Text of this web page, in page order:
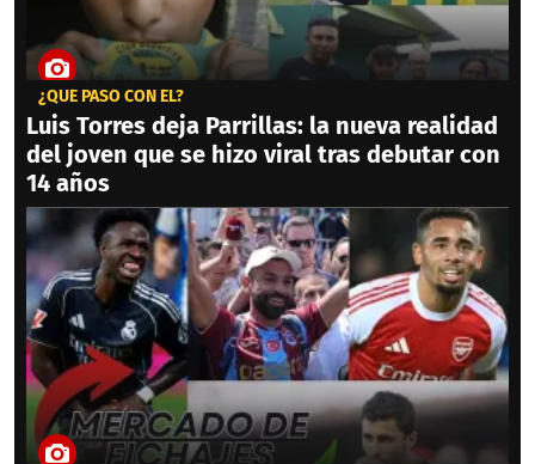
¿QUÉ PASÓ CON ÉL?
Luis Torres deja Parrillas: la nueva realidad
del joven que se hizo viral tras debutar con
14 años